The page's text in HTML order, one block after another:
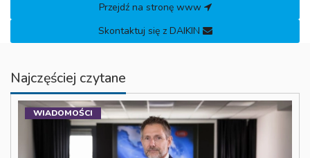
Przejdź na stronę www
Skontaktuj się z DAIKIN
Najczęściej czytane
WIADOMOŚCI